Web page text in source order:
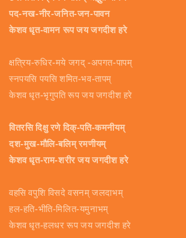
पद-नख-नीर-जनित-जन-पावन
केशव धृत-वामन रूप जय जगदीश हरे
क्षत्रिय-रुधिर-मये जगद् -अपगत-पापम्
स्नपयसि पयसि शमित-भव-तापम्
केशव धृत-भृगुपति रूप जय जगदीश हरे
वितरसि दिक्षु रणे दिक्-पति-कमनीयम्
दश-मुख-मौलि-बलिम् रमणीयम्
केशव धृत-राम-शरीर जय जगदीश हरे
वहसि वपुशि विसदे वसनम् जलदाभम्
हल-हति-भीति-मिलित-यमुनाभम्
केशव धृत-हलधर रूप जय जगदीश हरे